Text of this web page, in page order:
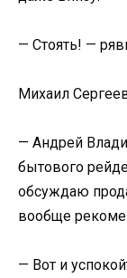
— Стоять! —
Михаил
— Андрей
бытового
обсуждаю
вообще
— Вот и